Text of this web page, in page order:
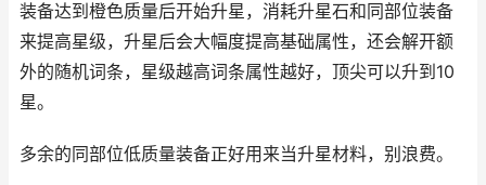
装备达到橙色质量后开始升星，消耗升星石和同部位装备
来提高星级，升星后会大幅度提高基础属性，还会解开额
外的随机词条，星级越高词条属性越好，顶尖可以升到10
星。
多余的同部位低质量装备正好用来当升星材料，别浪费。